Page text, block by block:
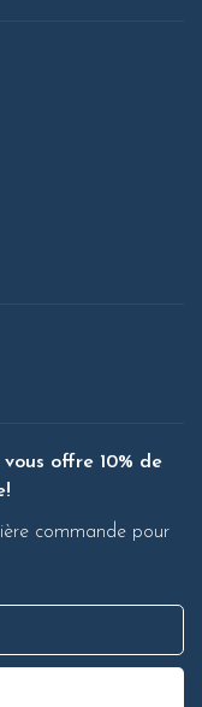
offre 10% de
commande pour